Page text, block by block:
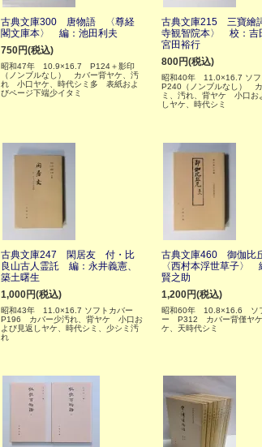
古典文庫300 唐物語 〈尊経
閣文庫本〉 編：池田利夫
750円(税込)
昭和47年 10.9×16.7 P124＋影印
（ノンブルなし） カバー背ヤケ、汚
れ 小口ヤケ、時代シミ多 表紙およ
びページ下端少イタミ
古典文庫215 三寶繪
寺観智院本〉 校：吉
宮田裕行
800円(税込)
昭和40年 11.0×16.7 ソ
P240（ノンブルなし）
ミ、汚れ、背ヤケ 小口お
しヤケ、時代シミ
古典文庫247 閑居友 付・比
良山古人霊託 編：永井義憲、
築土曙生
1,000円(税込)
昭和43年 11.0×16.7 ソフトカバー
P196 カバー少汚れ、背ヤケ 小口お
よび見返しヤケ、時代シミ、少シミ汚
れ
古典文庫460 御伽比
〈西村本浮世草子〉
賢之助
1,200円(税込)
昭和60年 10.8×16.6 ソ
ー P312 カバー背僅ヤ
ケ、天時代シミ